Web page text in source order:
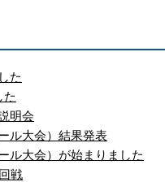
た
た
明会
ル大会）結果発表
ル大会）が始まりました
戦